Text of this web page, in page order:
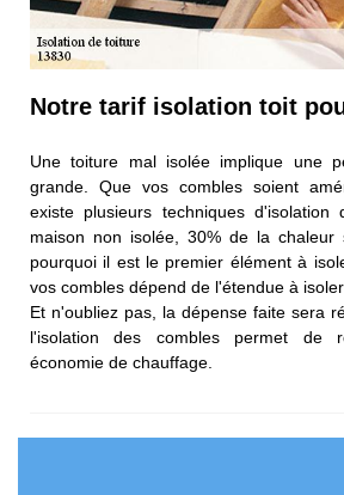
Notre tarif isolation toit
Une toiture mal isolée implique une
grande. Que vos combles soient
existe plusieurs techniques
maison non isolée, 30% de la
pourquoi il est le premier élément à
vos combles dépend de l'étendue à
Et n'oubliez pas, la dépense faite sera
l'isolation des combles permet de
économie de chauffage.